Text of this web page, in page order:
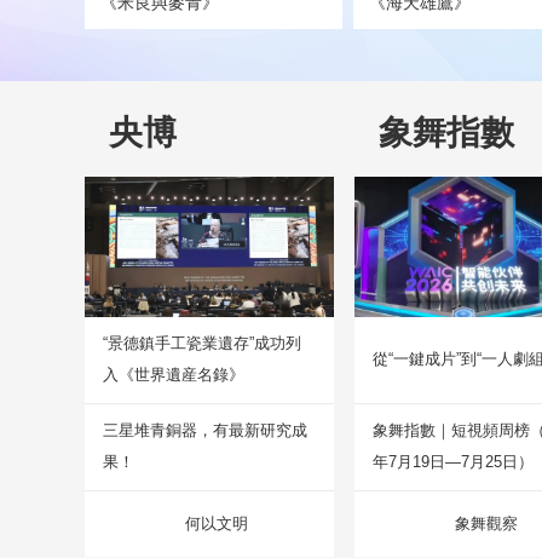
央博
“景德鎮手工瓷業遺存”成功列
入《世界遺産名錄》
三星堆青銅器，有最新研究成
果！
何以文明
象舞指數
從“一鍵成片”到“一人劇
象舞指數｜短視頻周榜
年7月19日—7月25日）
象舞觀察